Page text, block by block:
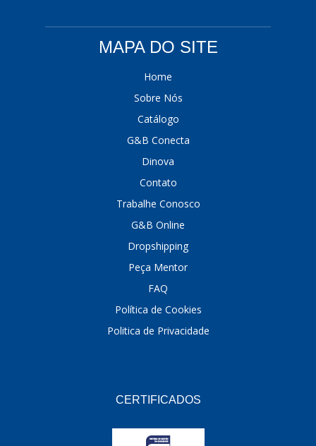
MAPA DO SITE
Home
Sobre Nós
Catálogo
G&B Conecta
Dinova
Contato
Trabalhe Conosco
G&B Online
Dropshipping
Peça Mentor
FAQ
Política de Cookies
Politica de Privacidade
CERTIFICADOS